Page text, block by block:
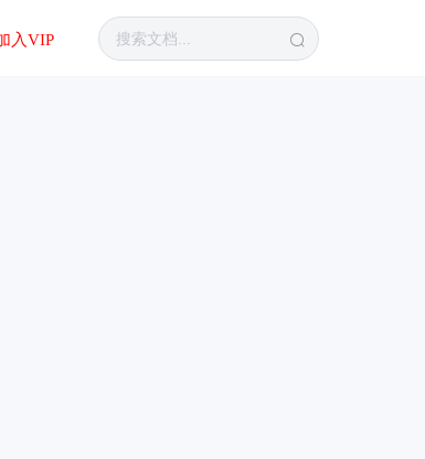
入VIP